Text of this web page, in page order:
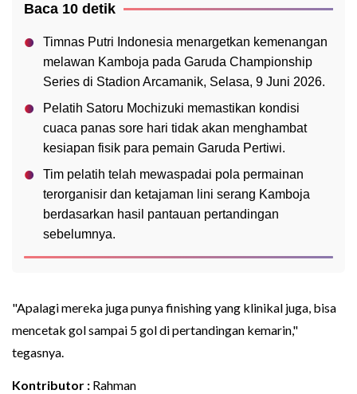
Baca 10 detik
Timnas Putri Indonesia menargetkan kemenangan
melawan Kamboja pada Garuda Championship
Series di Stadion Arcamanik, Selasa, 9 Juni 2026.
Pelatih Satoru Mochizuki memastikan kondisi
cuaca panas sore hari tidak akan menghambat
kesiapan fisik para pemain Garuda Pertiwi.
Tim pelatih telah mewaspadai pola permainan
terorganisir dan ketajaman lini serang Kamboja
berdasarkan hasil pantauan pertandingan
sebelumnya.
"Apalagi mereka juga punya finishing yang klinikal juga, bisa
mencetak gol sampai 5 gol di pertandingan kemarin,"
tegasnya.
Kontributor : Rahman